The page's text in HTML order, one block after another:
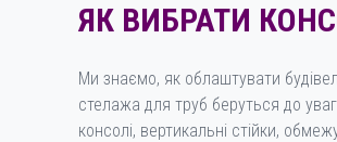
ЯК ВИБРАТИ
Ми знаємо, як облаштувати
стелажа для труб беруться до
консолі, вертикальні стійки,